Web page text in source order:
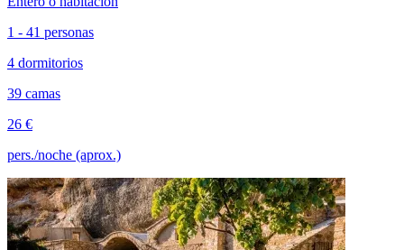
1 - 41 personas
4 dormitorios
39 camas
26 €
pers./noche (aprox.)